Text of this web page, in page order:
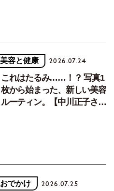
美容と健康 2026.07.24
これはたるみ……！？ 写真1
枚から始まった、新しい美容
ルーティン。【中川正子さん
おでかけ 2026.07.25